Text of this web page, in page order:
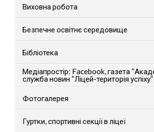
Виховна робота
Безпечне освітнє середовище
Бібліотека
Медіапростір: Facebook, газета
служба новин “Ліцей-територія
Фотогалерея
Гуртки, спортивні секції в ліцеї